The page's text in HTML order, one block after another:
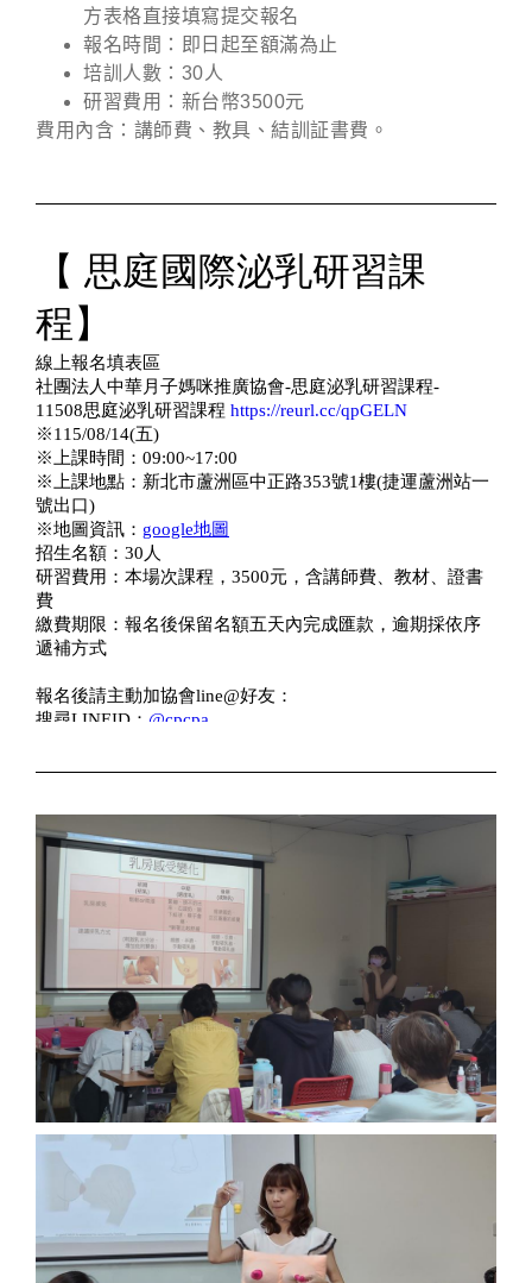
方表格直接填寫提交報名
報名時間：即日起至額滿為止
培訓人數：30人
研習費用：新台幣3500元
費用內含：講師費、教具、結訓証書費。